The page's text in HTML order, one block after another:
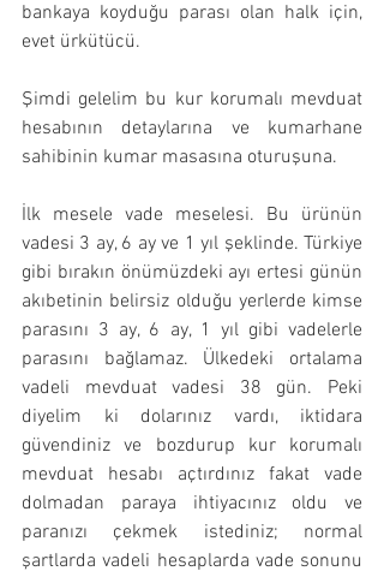
bankaya koyduğu parası olan halk için,
evet ürkütücü.
Şimdi gelelim bu kur korumalı mevduat
hesabının detaylarına ve kumarhane
sahibinin kumar masasına oturuşuna.
İlk mesele vade meselesi. Bu ürünün
vadesi 3 ay, 6 ay ve 1 yıl şeklinde. Türkiye
gibi bırakın önümüzdeki ayı ertesi günün
akıbetinin belirsiz olduğu yerlerde kimse
parasını 3 ay, 6 ay, 1 yıl gibi vadelerle
parasını bağlamaz. Ülkedeki ortalama
vadeli mevduat vadesi 38 gün. Peki
diyelim ki dolarınız vardı, iktidara
güvendiniz ve bozdurup kur korumalı
mevduat hesabı açtırdınız fakat vade
dolmadan paraya ihtiyacınız oldu ve
paranızı çekmek istediniz; normal
şartlarda vadeli hesaplarda vade sonunu